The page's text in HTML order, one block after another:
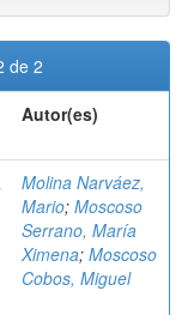
de 2
Autor(es)
Molina Narváez,
Mario; Moscoso
Serrano, María
Ximena; Moscoso
Cobos, Miguel